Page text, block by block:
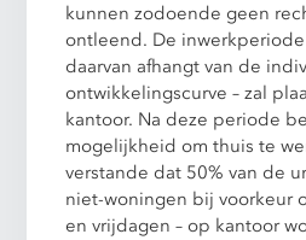
kunnen zodoende geen
ontleend. De
daarvan afhangt van de
ontwikkelingscurve – zal
kantoor. Na deze periode
mogelijkheid om thuis te
verstande dat 50% van de
niet-woningen bij voorkeur
en vrijdagen – op kantoor